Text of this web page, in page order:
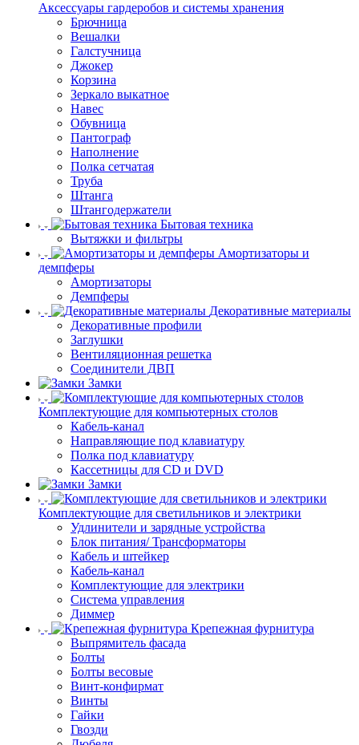
Аксессуары гардеробов и системы хранения
Брючница
Вешалки
Галстучница
Джокер
Корзина
Зеркало выкатное
Навес
Обувница
Пантограф
Наполнение
Полка сетчатая
Труба
Штанга
Штангодержатели
Бытовая техника
Вытяжки и фильтры
Амортизаторы и
демпферы
Амортизаторы
Демпферы
Декоративные материалы
Декоративные профили
Заглушки
Вентиляционная решетка
Соединители ДВП
Замки
Комплектующие для компьютерных столов
Кабель-канал
Направляющие под клавиатуру
Полка под клавиатуру
Кассетницы для CD и DVD
Замки
Комплектующие для светильников и электрики
Удлинители и зарядные устройства
Блок питания/ Трансформаторы
Кабель и штейкер
Кабель-канал
Комплектующие для электрики
Система управления
Диммер
Крепежная фурнитура
Выпрямитель фасада
Болты
Болты весовые
Винт-конфирмат
Винты
Гайки
Гвозди